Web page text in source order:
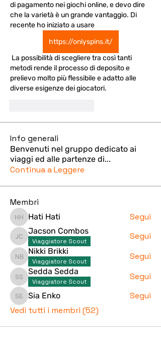
di pagamento nei giochi online, e devo dire
che la varietà è un grande vantaggio. Di
recente ho iniziato a usare
https://onlyspins.it/
La possibilità di scegliere tra così tanti
metodi rende il processo di deposito e
prelievo molto più flessibile e adatto alle
diverse esigenze dei giocatori.
Info generali
Benvenuti nel gruppo dedicato ai
viaggi ed alle partenze di...
Continua a Leggere
Membri
Hati Hati
Hati Hati Segui
Jacson Combos
Jacson Combos
Viaggiatore Scout Segui
Nikki Brikki
Nikki Brikki
Viaggiatore Scout Segui
Sedda Sedda
Sedda Sedda
Viaggiatore Scout Segui
Sia Enko
Sia Enko
Segui
Vedi tutti i membri (52)